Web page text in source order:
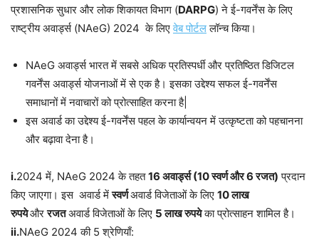
प्रशासनिक सुधार और लोक शिकायत विभाग (DARPG) ने ई-गवर्नेंस के लिए
राष्ट्रीय अवार्ड्स (NAeG) 2024 के लिएवेब पोर्टललॉन्च किया।
NAeG अवार्ड्स भारत में सबसे अधिक प्रतिस्पर्धी और प्रतिष्ठित डिजिटल
गवर्नेंस अवार्ड्स योजनाओं में से एक है। इसका उद्देश्य सफल ई-गवर्नेंस
समाधानों में नवाचारों को प्रोत्साहित करना है|
इस अवार्ड का उद्देश्य ई-गवर्नेंस पहल के कार्यान्वयन में उत्कृष्टता को पहचानना
और बढ़ावा देना है।
i.2024 में, NAeG 2024 के तहत16 अवार्ड्स (10स्वर्ण और6रजत) प्रदान
किए जाएगा। इस अवार्ड मेंस्वर्णअवार्ड विजेताओं के लिए 10लाख
रुपयेऔररजतअवार्ड विजेताओं के लिए 5लाख रुपयेका प्रोत्साहन शामिल है।
ii.NAeG 2024 की 5 श्रेणियाँ: